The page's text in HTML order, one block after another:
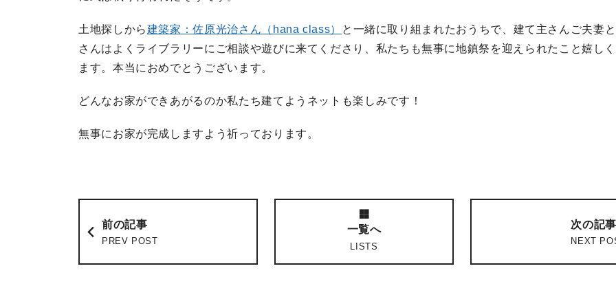
土地探しから建築家：佐原光治さん（hana class）
と一緒に取り組まれたおうちで、建て主さんご夫妻
さんはよくライブラリーにご相談や遊びに来てくださり、私たちも無事に地鎮祭を迎えられたこと嬉し
ます。本当におめでとうございます。
どんなお家ができあがるのか私たち建てようネットも楽しみです！
無事にお家が完成しますよう祈っております。
前の記事
PREV POST
一覧へ
LISTS
次の記事
NEXT